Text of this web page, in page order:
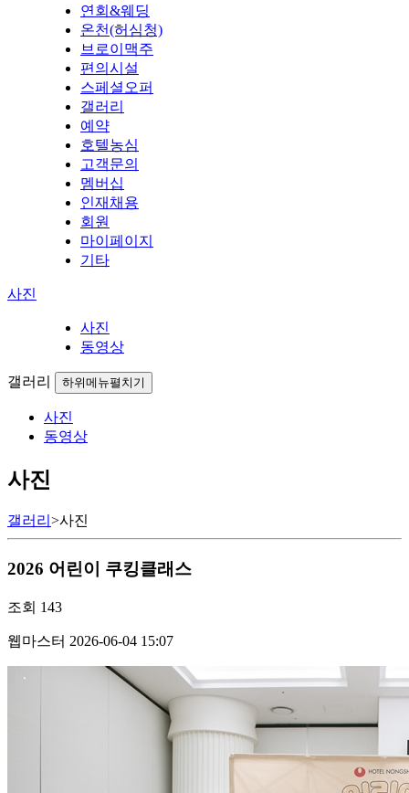
연회&웨딩
온천(허심청)
브로이맥주
편의시설
스페셜오퍼
갤러리
예약
호텔농심
고객문의
멤버십
인재채용
회원
마이페이지
기타
사진
사진
동영상
갤러리 하위메뉴펼치기
사진
동영상
사진
갤러리 >사진
2026 어린이 쿠킹클래스
조회 143
웹마스터 2026-06-04 15:07